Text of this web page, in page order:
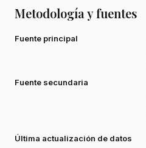
Metodología y fuentes
Fuente principal
Fuente secundaria
Última actualización de datos